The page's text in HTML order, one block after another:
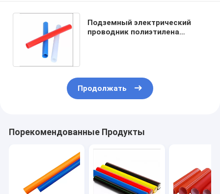
Подземный электрический
проводник полиэтилена
Продолжать
Порекомендованные Продукты